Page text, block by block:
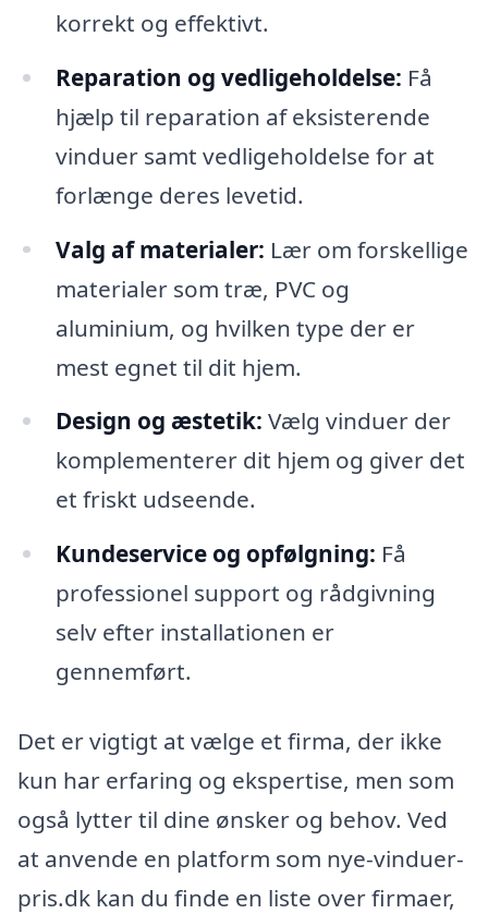
korrekt og effektivt.
Reparation og vedligeholdelse: Få
hjælp til reparation af eksisterende
vinduer samt vedligeholdelse for at
forlænge deres levetid.
Valg af materialer: Lær om forskellige
materialer som træ, PVC og
aluminium, og hvilken type der er
mest egnet til dit hjem.
Design og æstetik: Vælg vinduer der
komplementerer dit hjem og giver det
et friskt udseende.
Kundeservice og opfølgning: Få
professionel support og rådgivning
selv efter installationen er
gennemført.
Det er vigtigt at vælge et firma, der ikke
kun har erfaring og ekspertise, men som
også lytter til dine ønsker og behov. Ved
at anvende en platform som nye-vinduer-
pris.dk kan du finde en liste over firmaer,